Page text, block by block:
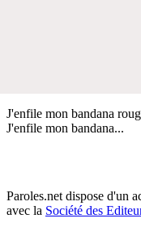
J'enfile mon bandana
J'enfile mon bandana...
Paroles.net dispose d'un
avec la Société des